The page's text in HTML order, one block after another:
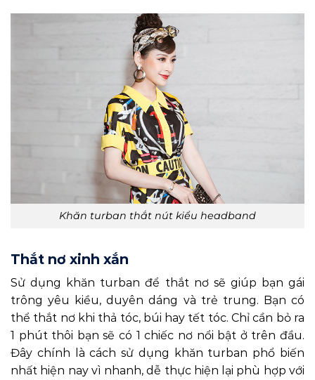
Khăn turban thắt nút kiểu headband
Thắt nơ xinh xắn
Sử dụng khăn turban để thắt nơ sẽ giúp bạn gái
trông yêu kiều, duyên dáng và trẻ trung. Bạn có
thể thắt nơ khi thả tóc, búi hay tết tóc. Chỉ cần bỏ ra
1 phút thôi bạn sẽ có 1 chiếc nơ nổi bật ở trên đầu.
Đây chính là cách sử dụng khăn turban phổ biến
nhất hiện nay vì nhanh, dễ thực hiện lại phù hợp với